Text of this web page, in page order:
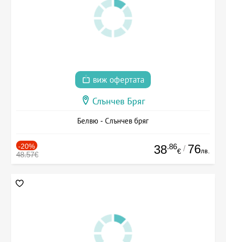
виж офертата
Слънчев Бряг
Белвю - Слънчев бряг
-20%
48.57€ 38.86
€ / 76лв.